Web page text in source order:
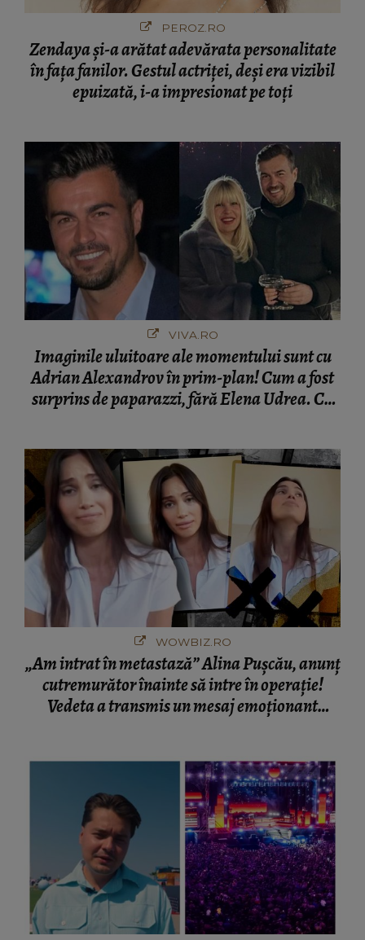
PEROZ.RO
Zendaya și-a arătat adevărata personalitate
în fața fanilor. Gestul actriței, deși era vizibil
epuizată, i-a impresionat pe toți
VIVA.RO
Imaginile uluitoare ale momentului sunt cu
Adrian Alexandrov în prim-plan! Cum a fost
surprins de paparazzi, fără Elena Udrea. Cu
WOWBIZ.RO
„Am intrat în metastază” Alina Pușcău, anunț
cutremurător înainte să intre în operație!
Vedeta a transmis un mesaj emoționant